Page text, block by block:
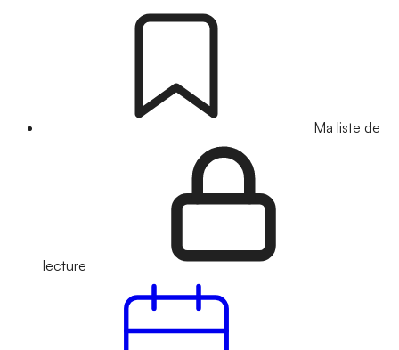
Ma liste de
lecture